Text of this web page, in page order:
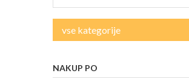
vse kategorije
NAKUP PO